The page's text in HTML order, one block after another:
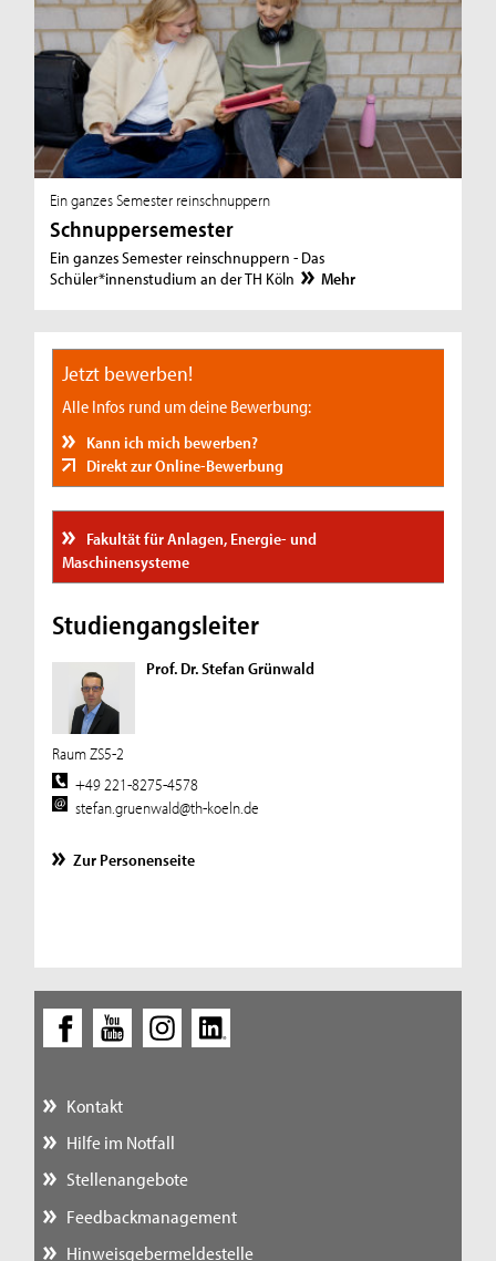
Ein ganzes Semester reinschnuppern
Schnuppersemester
Ein ganzes Semester reinschnuppern - Das
Schüler*innenstudium an der TH Köln
Mehr
Jetzt bewerben!
Alle Infos rund um deine Bewerbung:
Kann ich mich bewerben?
Direkt zur Online-Bewerbung
Fakultät für Anlagen, Energie- und
Maschinensysteme
Studiengangsleiter
Prof. Dr. Stefan Grünwald
Raum ZS5-2
+49 221-8275-4578
stefan.gruenwald@th-koeln.de
Zur Personenseite
Kontakt
Hilfe im Notfall
Stellenangebote
Feedbackmanagement
Hinweisgebermeldestelle